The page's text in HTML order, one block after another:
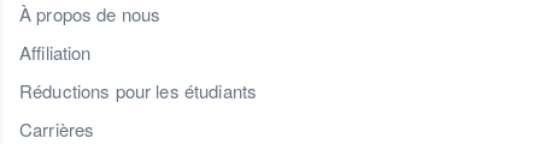
À propos de nous
Affiliation
Réductions pour les étudiants
Carrières